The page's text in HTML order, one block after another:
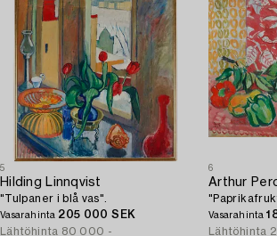
5
Hilding Linnqvist
"Tulpaner i blå vas".
Vasarahinta 205 000 SEK
Lähtöhinta 80 000 -
6
Arthur
Vasarahinta
Lähtöhinta